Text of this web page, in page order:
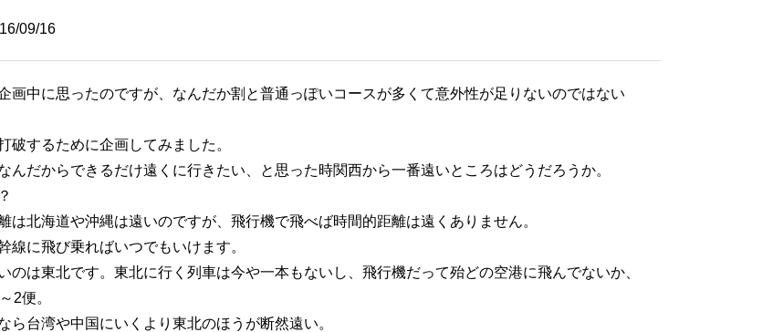
09/16
画中に思ったのですが、なんだか割と普通っぽいコースが多くて意外性が足りないのではない
破するために企画してみました。
んだからできるだけ遠くに行きたい、と思った時関西から一番遠いところはどうだろうか。
は北海道や沖縄は遠いのですが、飛行機で飛べば時間的距離は遠くありません。
線に飛び乗ればいつでもいけます。
のは東北です。東北に行く列車は今や一本もないし、飛行機だって殆どの空港に飛んでないか、
2便。
ら台湾や中国にいくより東北のほうが断然遠い。